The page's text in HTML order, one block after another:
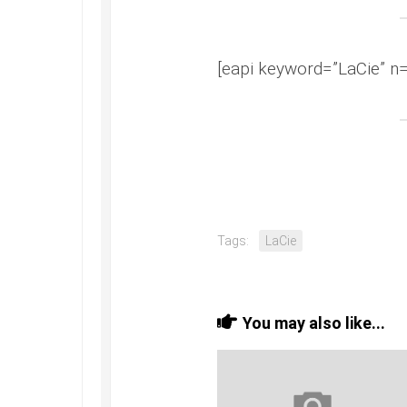
[eapi keyword=”LaCie”
Tags: LaCie
You may also like...